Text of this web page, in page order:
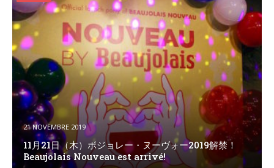
21 NOVEMBRE 2019
11月21日（木）ボジョレー・ヌーヴォー2019解禁！
Beaujolais Nouveau est arrivé!